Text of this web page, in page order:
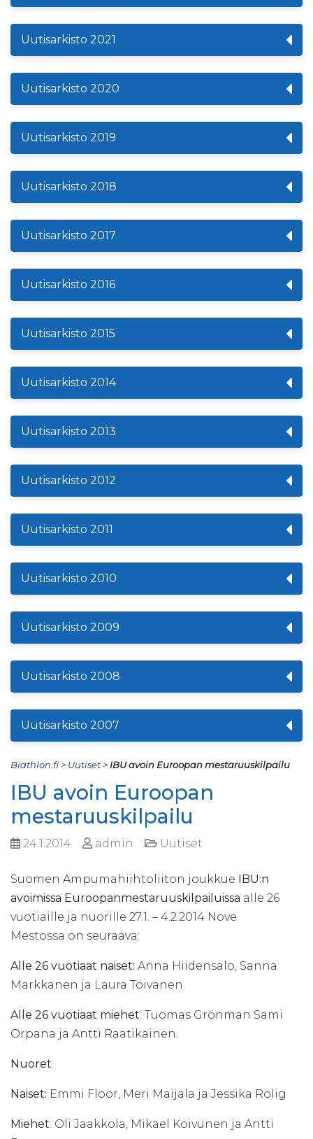
Uutisarkisto 2021
Uutisarkisto 2020
Uutisarkisto 2019
Uutisarkisto 2018
Uutisarkisto 2017
Uutisarkisto 2016
Uutisarkisto 2015
Uutisarkisto 2014
Uutisarkisto 2013
Uutisarkisto 2012
Uutisarkisto 2011
Uutisarkisto 2010
Uutisarkisto 2009
Uutisarkisto 2008
Uutisarkisto 2007
Biathlon.fi> Uutiset> IBU avoin Euroopan mestaruuskilpailu
IBU avoin Euroopan
mestaruuskilpailu
24.1.2014 admin Uutiset
Suomen Ampumahiihtoliiton joukkue IBU:n
avoimissa Euroopanmestaruuskilpailuissa alle 26
vuotiaille ja nuorille 27.1. – 4.2.2014 Nove
Mestossa on seuraava:
Alle 26 vuotiaat naiset: Anna Hiidensalo, Sanna
Markkanen ja Laura Toivanen.
Alle 26 vuotiaat miehet: Tuomas Grönman Sami
Orpana ja Antti Raatikainen.
Nuoret
Naiset: Emmi Floor, Meri Maijala ja Jessika Rolig
Miehet: Oli Jaakkola, Mikael Koivunen ja Antti